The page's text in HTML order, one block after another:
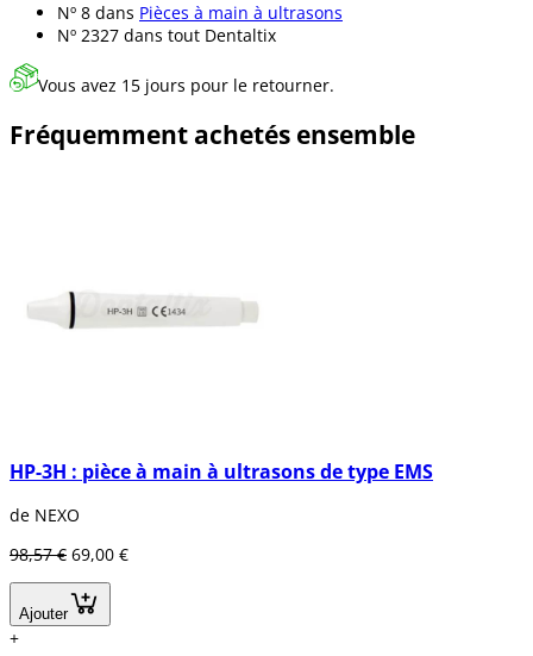
Nº 8 dans Pièces à main à ultrasons
Nº 2327 dans tout Dentaltix
Vous avez 15 jours pour le retourner.
Fréquemment achetés ensemble
HP-3H : pièce à main à ultrasons de type EMS
de NEXO
98,57 € 69,00 €
Ajouter
+